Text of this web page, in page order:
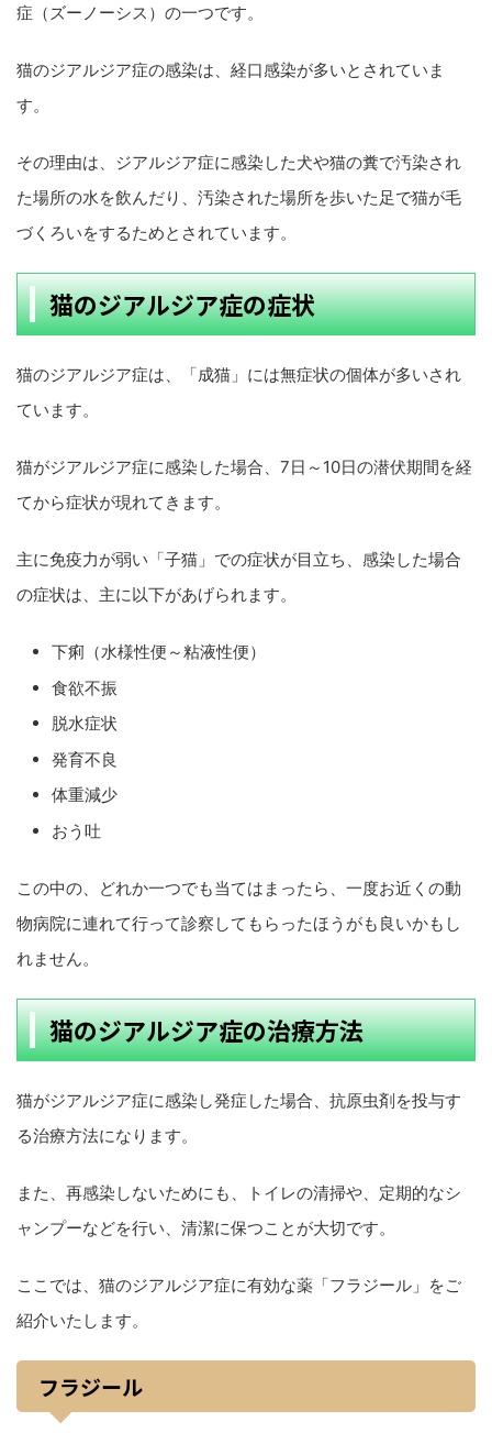
症（ズーノーシス）の一つです。
猫のジアルジア症の感染は、経口感染が多いとされていま
す。
その理由は、ジアルジア症に感染した犬や猫の糞で汚染され
た場所の水を飲んだり、汚染された場所を歩いた足で猫が毛
づくろいをするためとされています。
猫のジアルジア症の症状
猫のジアルジア症は、「成猫」には無症状の個体が多いされ
ています。
猫がジアルジア症に感染した場合、7日～10日の潜伏期間を経
てから症状が現れてきます。
主に免疫力が弱い「子猫」での症状が目立ち、感染した場合
の症状は、主に以下があげられます。
下痢（水様性便～粘液性便）
食欲不振
脱水症状
発育不良
体重減少
おう吐
この中の、どれか一つでも当てはまったら、一度お近くの動
物病院に連れて行って診察してもらったほうがも良いかもし
れません。
猫のジアルジア症の治療方法
猫がジアルジア症に感染し発症した場合、抗原虫剤を投与す
る治療方法になります。
また、再感染しないためにも、トイレの清掃や、定期的なシ
ャンプーなどを行い、清潔に保つことが大切です。
ここでは、猫のジアルジア症に有効な薬「フラジール」をご
紹介いたします。
フラジール